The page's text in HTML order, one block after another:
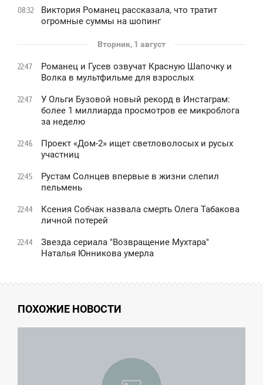
08:32
Виктория Романец рассказала, что тратит
огромные суммы на шопинг
Вторник, 1 август
22:47
Романец и Гусев озвучат Красную Шапочку и
Волка в мультфильме для взрослых
22:47
У Ольги Бузовой новый рекорд в Инстаграм:
более 1 миллиарда просмотров ее микроблога
за неделю
22:46
Проект «Дом-2» ищет светловолосых и русых
участниц
22:45
Рустам Солнцев впервые в жизни слепил
пельмень
22:44
Ксения Собчак назвала смерть Олега Табакова
личной потерей
22:44
Звезда сериала "Возвращение Мухтара"
Наталья Юнникова умерла
ПОХОЖИЕ НОВОСТИ